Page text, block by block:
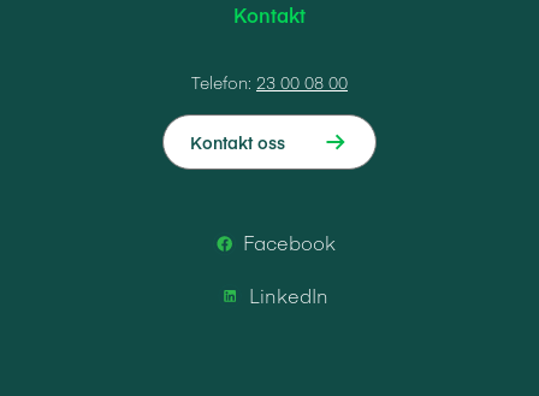
Facebook
LinkedIn
Kontakt
Telefon: 23 00 08 00
Kontakt oss